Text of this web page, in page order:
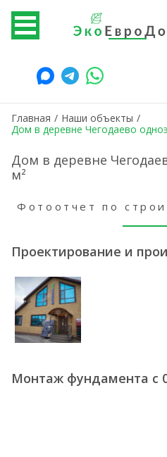
Главная / Наши объекты /
Дом в деревне Чегодаево
Дом в деревне
м²
Фотоотчет по
Проектирование и
Монтаж фундамента с